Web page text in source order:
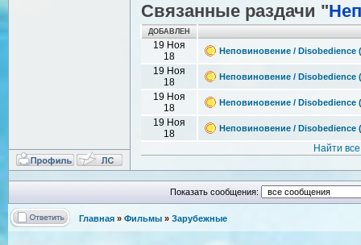
Связанные раздачи "
ДОБАВЛЕН
19 Ноя
18
Неповиновение / Disobedience
19 Ноя
18
Неповиновение / Disobedience
19 Ноя
18
Неповиновение / Disobedience
19 Ноя
18
Неповиновение / Disobedience
Найти
Показать сообщения:
Главная » Фильмы » Зарубежные